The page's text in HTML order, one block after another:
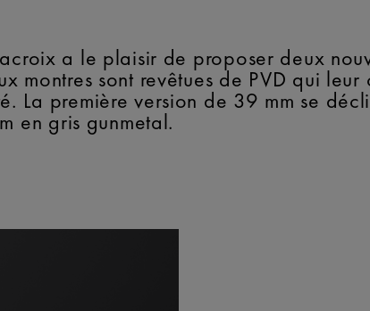
a le plaisir de proposer deux
montres sont revêtues de PVD qui
La première version de 39 mm se
en gris gunmetal.